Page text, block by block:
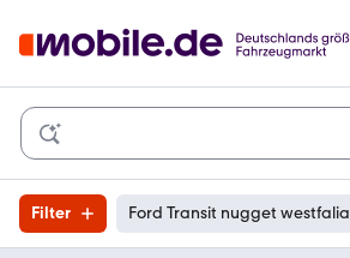
Filter Ford Transit nugget westfalia